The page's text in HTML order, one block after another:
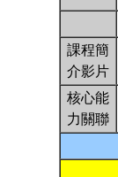
課程簡
介影片
核心能
力關聯